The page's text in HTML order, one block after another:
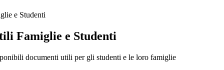
e Studenti
Famiglie e Studenti
documenti utili per gli studenti e le loro famiglie